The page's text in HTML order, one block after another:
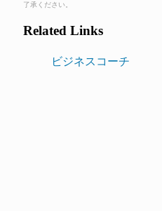
了承ください。
Related Links
ビジネスコーチ